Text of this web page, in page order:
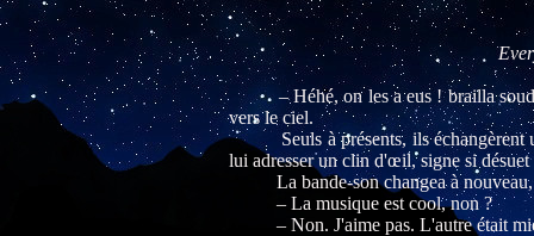
– Héhé, on les a eus ! brailla
vers le ciel.
Seuls à présents, ils échangèrent un
lui adresser un clin d'œil, signe si
La bande-son changea à nouveau,
– La musique est cool, non ?
– Non. J'aime pas. L'autre était